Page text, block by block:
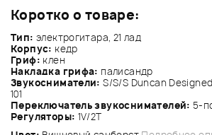
Коротко о товаре:
Тип: электрогитара, 21 лад
Корпус: кедр
Гриф: клен
Накладка грифа: палисандр
Звукосниматели:S/S/S Duncan Designed
101
Переключатель звукоснимателей:5-
Регуляторы: 1V/2Т